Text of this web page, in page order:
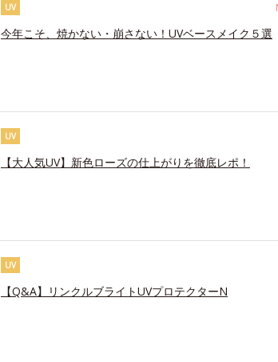
UV
今年こそ、焼かない・崩さない！UVベースメイク５選
UV
【大人気UV】新色ローズの仕上がりを徹底レポ！
UV
【Q&A】リンクルブライトUVプロテクターN